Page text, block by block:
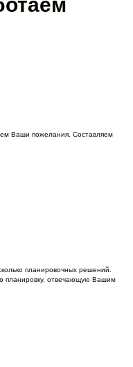
Ваши пожелания. Составляем
планировочных решений.
планировку, отвечающую Вашим